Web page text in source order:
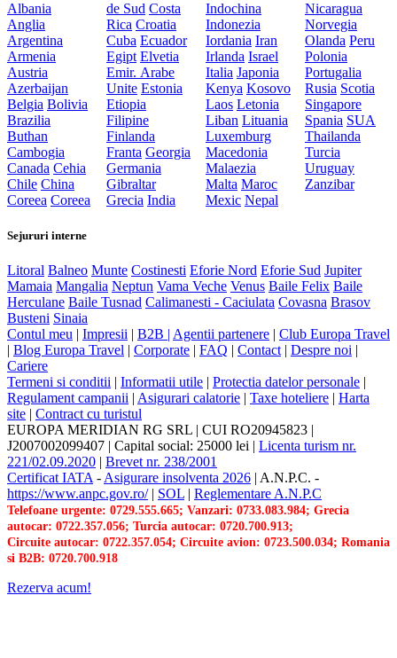
Albania
Anglia
Argentina
Armenia
Austria
Azerbaijan
Belgia Bolivia
Brazilia
Buthan
Cambogia
Canada Cehia
Chile China
Coreea Coreea
de Sud Costa
Rica Croatia
Cuba Ecuador
Egipt Elvetia
Emir. Arabe
Unite Estonia
Etiopia
Filipine
Finlanda
Franta Georgia
Germania
Gibraltar
Grecia India
Indochina
Indonezia
Iordania Iran
Irlanda Israel
Italia Japonia
Kenya Kosovo
Laos Letonia
Liban Lituania
Luxemburg
Macedonia
Malaezia
Malta Maroc
Mexic Nepal
Nicaragua
Norvegia
Olanda Peru
Polonia
Portugalia
Rusia Scotia
Singapore
Spania SUA
Thailanda
Turcia
Uruguay
Zanzibar
Sejururi interne
Litoral Balneo Munte Costinesti Eforie Nord Eforie Sud Jupiter
Mamaia Mangalia Neptun Vama Veche Venus Baile Felix Baile
Herculane Baile Tusnad Calimanesti - Caciulata Covasna Brasov
Busteni Sinaia
Contul meu | Impresii | B2B | Agentii partenere | Club Europa Travel
| Blog Europa Travel | Corporate | FAQ | Contact | Despre noi |
Cariere
Termeni si conditii | Informatii utile | Protectia datelor personale |
Regulament campanii | Asigurari calatorie | Taxe hoteliere | Harta
site | Contract cu turistul
EUROPA MERIDIAN RG SRL | CUI RO20945823 |
J2007002099407 | Capital social: 25000 lei | Licenta turism nr.
221/02.09.2020 | Brevet nr. 238/2001
Certificat IATA - Asigurare insolventa 2026 | A.N.P.C. -
https://www.anpc.gov.ro/| SOL | Reglementare A.N.P.C
Telefoane urgente: 0729.555.665; Vanzari: 0733.083.984; Grecia
autocar: 0722.357.056; Turcia autocar: 0720.700.913;
Circuite autocar: 0722.357.054; Circuite avion: 0723.500.034; Romania
si B2B: 0720.700.918
Rezerva acum!